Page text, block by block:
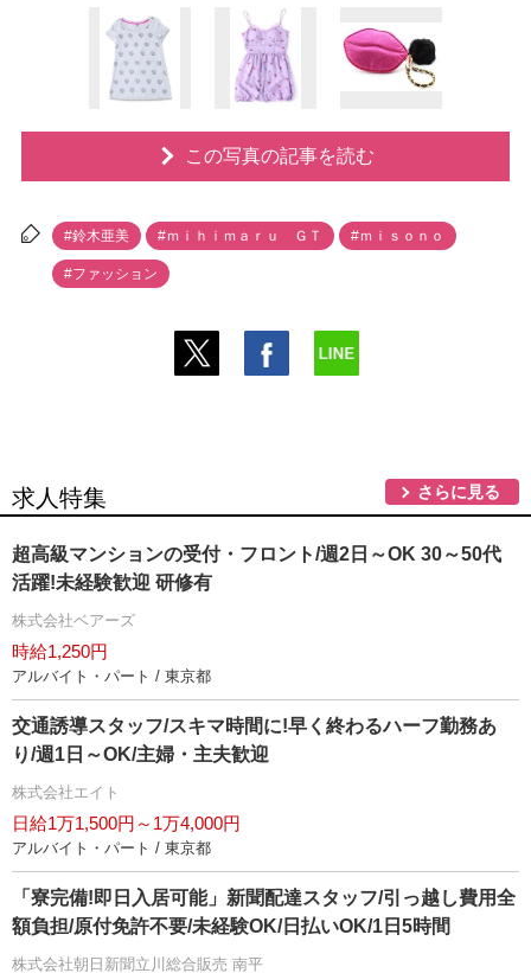
この写真の記事を読む
#鈴木亜美 #ｍｉｈｉｍａｒｕ ＧＴ #ｍｉｓｏｎｏ
#ファッション
求人特集 さらに見る
超高級マンションの受付・フロント/週2日～OK 30～50代
活躍!未経験歓迎 研修有
株式会社ベアーズ
時給1,250円
アルバイト・パート / 東京都
交通誘導スタッフ/スキマ時間に!早く終わるハーフ勤務あ
り/週1日～OK/主婦・主夫歓迎
株式会社エイト
日給1万1,500円～1万4,000円
アルバイト・パート / 東京都
「寮完備!即日入居可能」新聞配達スタッフ/引っ越し費用全
額負担/原付免許不要/未経験OK/日払いOK/1日5時間
株式会社朝日新聞立川総合販売 南平